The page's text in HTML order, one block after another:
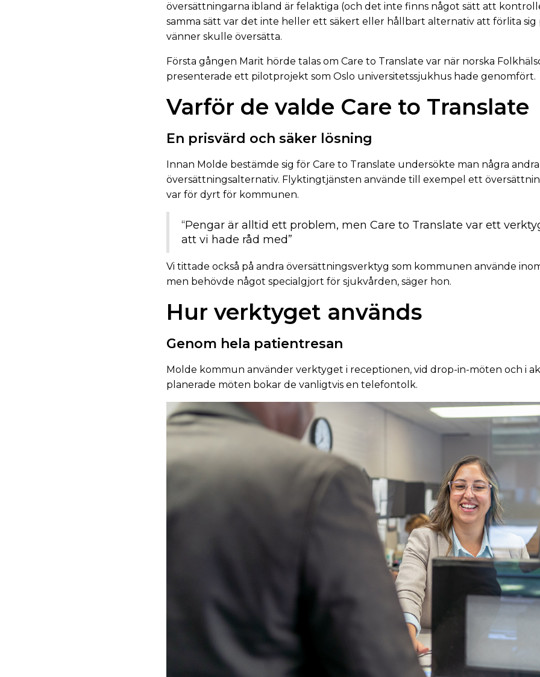
översättningarna ibland är felaktiga (och det inte finns något sätt att
samma sätt var det inte heller ett säkert eller hållbart alternativ att förlita sig
vänner skulle översätta.
Första gången Marit hörde talas om Care to Translate var när norska
presenterade ett pilotprojekt som Oslo universitetssjukhus hade genomfört.
Varför de valde Care to Translate
En prisvärd och säker lösning
Innan Molde bestämde sig för Care to Translate undersökte man några andra
översättningsalternativ. Flyktingtjänsten använde till exempel ett
var för dyrt för kommunen.
“Pengar är alltid ett problem, men Care to Translate var ett
att vi hade råd med”
Vi tittade också på andra översättningsverktyg som kommunen använde
men behövde något specialgjort för sjukvården, säger hon.
Hur verktyget används
Genom hela patientresan
Molde kommun använder verktyget i receptionen, vid drop-in-möten och i
planerade möten bokar de vanligtvis en telefontolk.